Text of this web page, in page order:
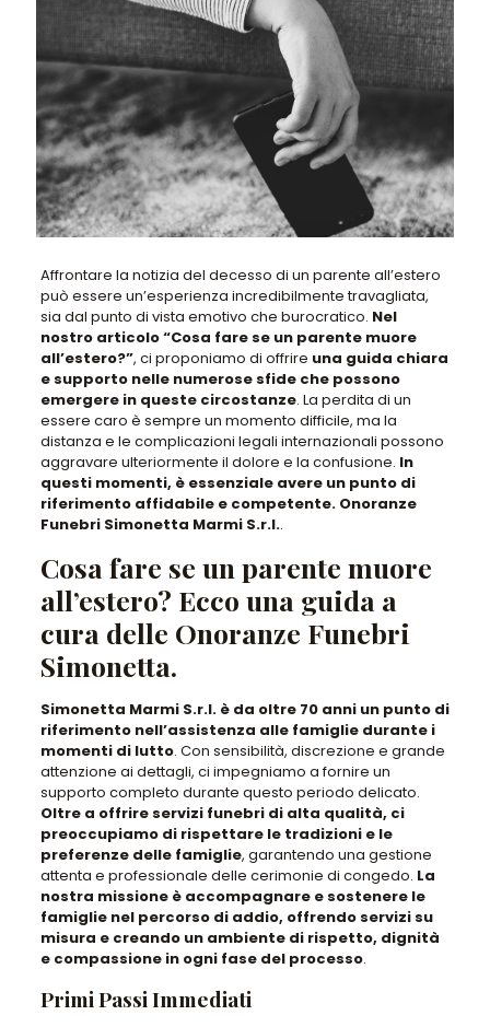
Affrontare la notizia del decesso di un parente all’estero
può essere un’esperienza incredibilmente travagliata,
sia dal punto di vista emotivo che burocratico. Nel
nostro articolo “Cosa fare se un parente muore
all’estero?”, ci proponiamo di offrire una guida chiara
e supporto nelle numerose sfide che possono
emergere in queste circostanze. La perdita di un
essere caro è sempre un momento difficile, ma la
distanza e le complicazioni legali internazionali possono
aggravare ulteriormente il dolore e la confusione. In
questi momenti, è essenziale avere un punto di
riferimento affidabile e competente. Onoranze
Funebri Simonetta Marmi S.r.l..
Cosa fare se un parente muore
all’estero? Ecco una guida a
cura delle Onoranze Funebri
Simonetta.
Simonetta Marmi S.r.l. è da oltre 70 anni un punto di
riferimento nell’assistenza alle famiglie durante i
momenti di lutto. Con sensibilità, discrezione e grande
attenzione ai dettagli, ci impegniamo a fornire un
supporto completo durante questo periodo delicato.
Oltre a offrire servizi funebri di alta qualità, ci
preoccupiamo di rispettare le tradizioni e le
preferenze delle famiglie, garantendo una gestione
attenta e professionale delle cerimonie di congedo. La
nostra missione è accompagnare e sostenere le
famiglie nel percorso di addio, offrendo servizi su
misura e creando un ambiente di rispetto, dignità
e compassione in ogni fase del processo.
Primi Passi Immediati